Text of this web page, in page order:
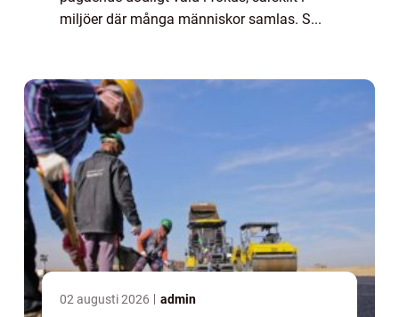
miljöer där många människor samlas. S...
02 augusti 2026 admin